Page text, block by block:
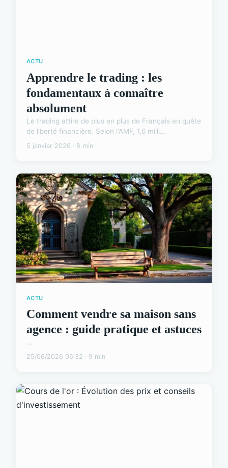
ACTU
Apprendre le trading : les
fondamentaux à connaître
absolument
Le trading attire de plus en plus de Français en quête
de liberté financière. Selon l'AMF, 1,6 milli...
5 janvier 2026 · 8 min
ACTU
Comment vendre sa maison sans
agence : guide pratique et astuces
...
25/06/2026 06:32 · 9 min